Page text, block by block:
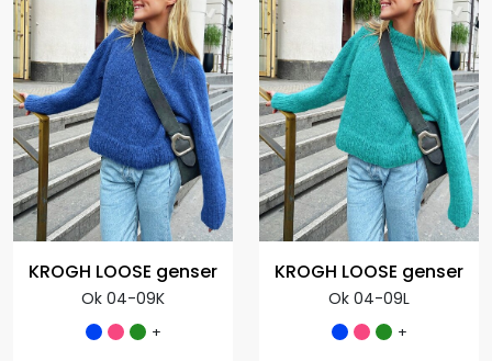
KROGH LOOSE genser
Ok 04-09K
+
KROGH LOOSE genser
Ok 04-09L
+